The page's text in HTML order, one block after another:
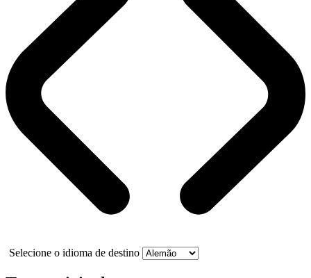
Selecione o idioma de destino